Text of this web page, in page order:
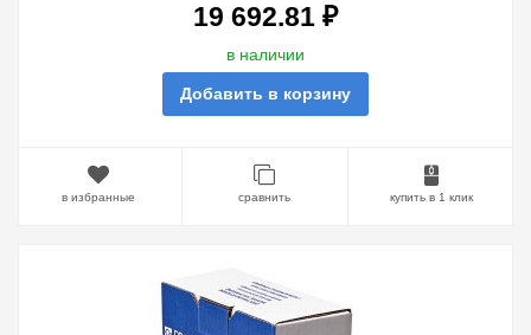
19 692.81 ₽
в наличии
Добавить в корзину
в избранные сравнить купить в 1 клик